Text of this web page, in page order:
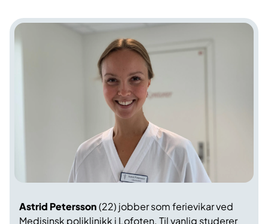
Astrid Petersson(22) jobber som ferievikar ved
Medisinsk poliklinikk i Lofoten. Til vanlig studerer